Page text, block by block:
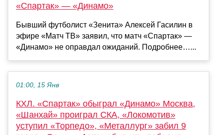
«Спартак» — «Динамо»
Бывший футболист «Зенита» Алексей Гасилин в
эфире «Матч ТВ» заявил, что матч «Спартак» —
«Динамо» не оправдал ожиданий. Подробнее…...
01:00, 15 Янв
КХЛ. «Спартак» обыграл «Динамо» Москва,
«Шанхай» проиграл СКА, «Локомотив»
уступил «Торпедо», «Металлург» забил 9